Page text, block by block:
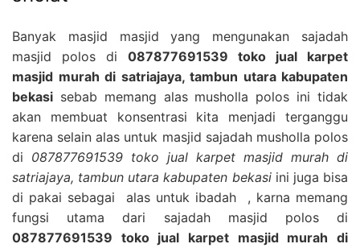
Banyak masjid masjid yang mengunakan sajadah
masjid polos di 087877691539 toko jual karpet
masjid murah di satriajaya, tambun utara kabupaten
bekasi sebab memang alas musholla polos ini tidak
akan membuat konsentrasi kita menjadi terganggu
karena selain alas untuk masjid sajadah musholla polos
di 087877691539 toko jual karpet masjid murah di
satriajaya, tambun utara kabupaten bekasiini juga bisa
di pakai sebagai alas untuk ibadah , karna memang
fungsi utama dari sajadah masjid polos di
087877691539 toko jual karpet masjid murah di